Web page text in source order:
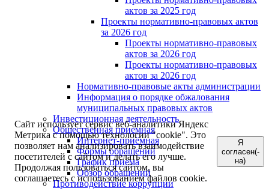
актов за 2025 год
Проекты нормативно-правовых актов
за 2026 год
Проекты нормативно-правовых
актов за 2026 год
Проекты нормативно-правовых
актов за 2026 год
Нормативно-правовые акты администрации
Информация о порядке обжалования
муниципальных правовых актов
Инвестиционная деятельность
Общественная приемная
Интернет-приёмная
Формы обращений
График приема
Обзор обращений
Противодействие коррупции
Сайт использует сервис веб-аналитики Яндекс
Метрика с помощью технологии "cookie". Это
позволяет нам анализировать взаимодействие
посетителей с сайтом и делать его лучше.
Продолжая пользоваться сайтом, вы
соглашаетесь с использованием файлов cookie.
Я
согласен(-
на)